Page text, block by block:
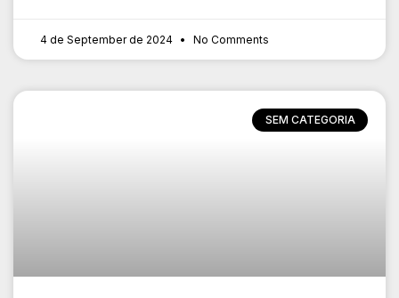
4 de September de 2024 No Comments
SEM CATEGORIA